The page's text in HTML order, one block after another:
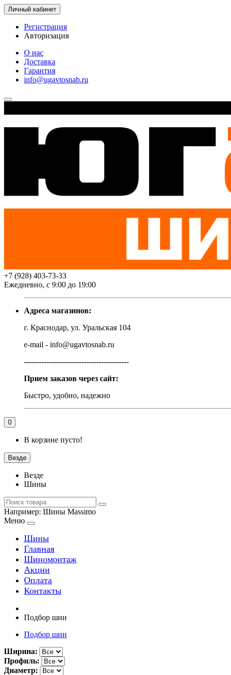
Личный кабинет
Регистрация
Авторизация
О нас
Доставка
Гарантия
info@ugavtosnab.ru
+7 (928) 403-73-33
Ежедневно, с 9:00 до 19:00
Адреса магазинов:
г. Краснодар, ул. Уральская 104
e-mail - info@ugavtosnab.ru
------------------------------------------
Прием заказов через сайт:
Быстро, удобно, надежно
0
В корзине пусто!
Везде
Везде
Шины
Например: Шины Massimo
Меню
Шины
Главная
Шиномонтаж
Акции
Оплата
Контакты
Подбор шин
Подбор шин
Ширина:
Профиль:
Диаметр: